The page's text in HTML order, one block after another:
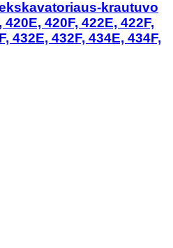
krautuvo
420F, 422E, 422F,
432E, 432F, 434E, 434F,